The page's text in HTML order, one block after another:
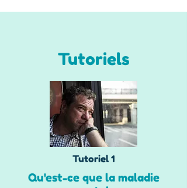
Tutoriels
Tutoriel 1
Qu'est-ce que la maladie